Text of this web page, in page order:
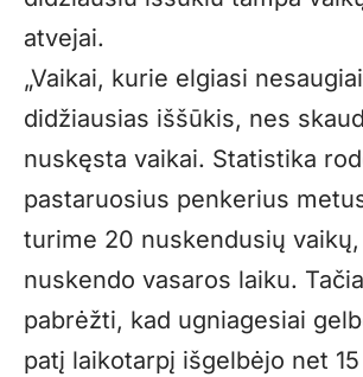
atvejai.
„Vaikai, kurie elgiasi
didžiausias iššūkis, nes
nuskęsta vaikai. Statistika
pastaruosius penkerius
turime 20 nuskendusių
nuskendo vasaros laiku.
pabrėžti, kad ugniagesiai
patį laikotarpį išgelbėjo net 15